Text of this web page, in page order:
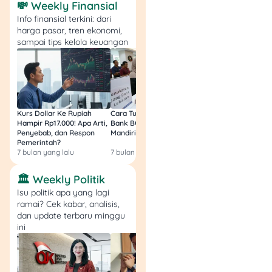
di Yogyakarta.
Baca Juga:Daftar
Biaya Kuliah
Universitas Negeri
Termurah di
Indonesia
Tips Lulus Ujian Mandiri
UGM 2025
Siapa bilang lulus UGM itu
hanya untuk peserta yang
“pinter banget”? Kunci
suksesnya nggak cuma
otak, tapi juga strategi dan
mental baja. Nih, beberapa
💸 Weekly Finansial
Info finansial terkini: dari
harga pasar, tren ekonomi,
sampai tips kelola keuangan
Kurs Dollar Ke Rupiah
Hampir Rp17.000! Apa Arti,
Penyebab, dan Respon
Pemerintah?
7 bulan yang lalu
Cara Tukar Uang Baru di
Bank BCA (Umum, BNI,
Mandiri, BRI, dan BSI) 2026!
7 bulan yang lalu
🏛️ Weekly Politik
Isu politik apa yang lagi
ramai? Cek kabar, analisis,
dan update terbaru minggu
ini